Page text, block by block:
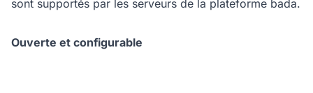
sont supportés par les serveurs de la plateforme bada.
Ouverte et configurable